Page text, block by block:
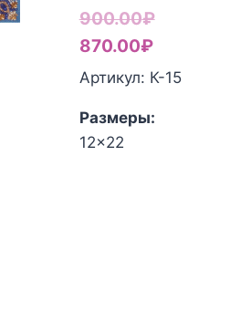
900.00₽
составляла
870.00₽Текущая
цена:
Артикул: К-15
Размеры:
12x22